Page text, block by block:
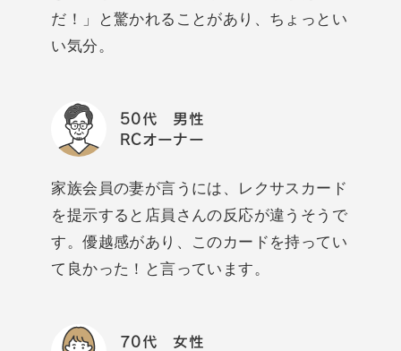
だ！」と驚かれることがあり、ちょっとい
い気分。
50代 男性
RCオーナー
家族会員の妻が言うには、レクサスカード
を提示すると店員さんの反応が違うそうで
す。優越感があり、このカードを持ってい
て良かった！と言っています。
70代 女性